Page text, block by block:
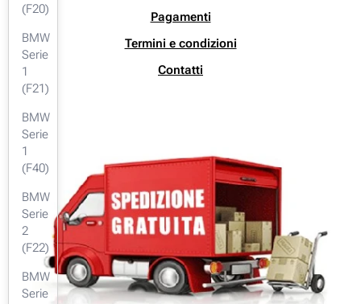
(F20)
BMW
Serie
1
(F21)
BMW
Serie
1
(F40)
BMW
Serie
2
(F22)
BMW
Serie
Pagamenti
Termini e condizioni
Contatti